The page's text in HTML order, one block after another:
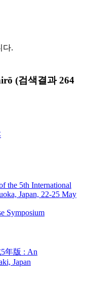
다.
(검색결과 264
the 5th International
Japan, 22-25 May
Symposium
年版 : An
Japan